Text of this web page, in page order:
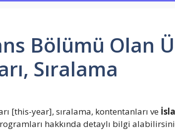
Bölümü Olan
Sıralama
[this-year], sıralama, kontentanları ve
hakkında detaylı bilgi